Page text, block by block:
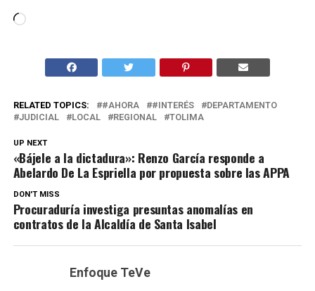
Cargando...
RELATED TOPICS: #AHORA #INTERÉS
DEPARTAMENTO
JUDICIAL
LOCAL REGIONAL TOLIMA
UP NEXT
«Bájele a la dictadura»: Renzo García responde a
Abelardo De La Espriella por propuesta sobre las APPA
DON'T MISS
Procuraduría investiga presuntas anomalías en
contratos de la Alcaldía de Santa Isabel
Enfoque TeVe